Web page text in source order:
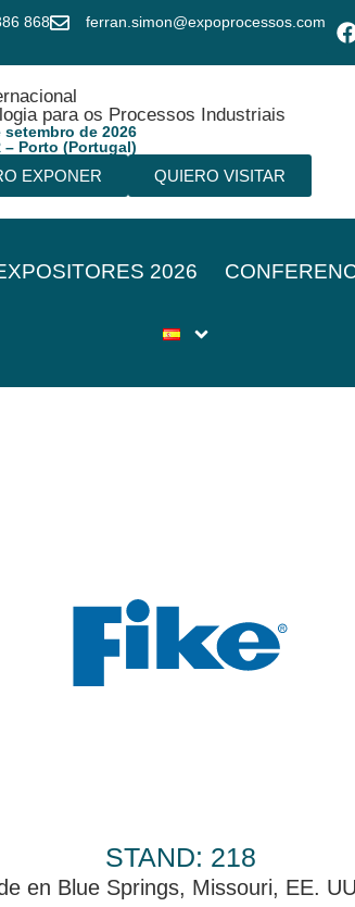
868 ferran.simon@expoprocessos.com
para os Processos Industriais
setembro de 2026
– Porto (Portugal)
EXPONER QUIERO VISITAR
2026
STAND: 218
en Blue Springs, Missouri, EE.